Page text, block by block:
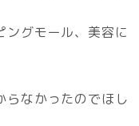
ングモール、美容に
らなかったのでほし